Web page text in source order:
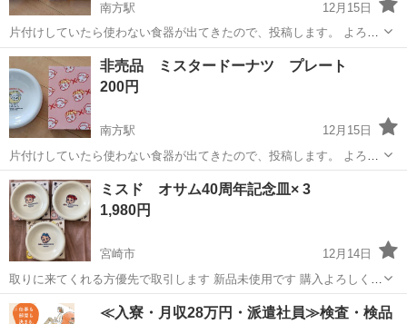
南方駅
12月15日
片付けしていたら使わない食器が出てきたので、投稿します。 よろし
くお願いします。 #HELLO KITTY #ハローキティ
宮崎 宮崎市 南方駅 食器 KITTY
非売品 ミスタードーナツ プレート
200円
南方駅
12月15日
片付けしていたら使わない食器が出てきたので、投稿します。 よろし
くお願いします。 #50周年 #mister Donut
宮崎 宮崎市 南方駅 食器 ミスタードーナツ
ミスド オサム40周年記念皿× 3
1,980円
宮崎市
12月14日
取りに来てくれる方優先で取引します 新品未使用です 購入よろしくお
願いします
宮崎 宮崎市 食器 ミスド
≪入寮・月収28万円・派遣社員≫検査・検品